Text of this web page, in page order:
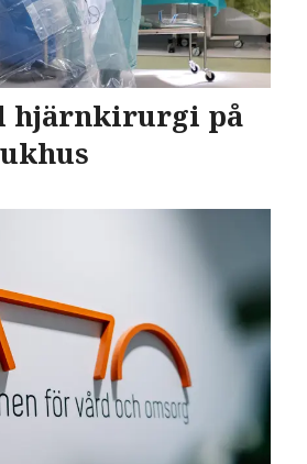
hjärnkirurgi på